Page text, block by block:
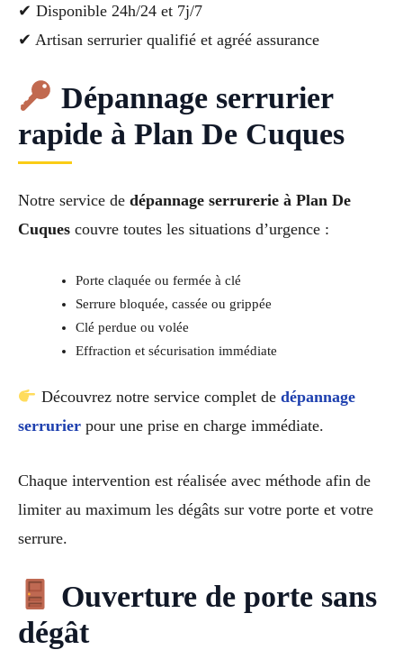
✔ Disponible 24h/24 et 7j/7
✔ Artisan serrurier qualifié et agréé assurance
Dépannage serrurier
rapide à Plan De Cuques
Notre service de dépannage serrurerie à Plan De
Cuques couvre toutes les situations d’urgence :
Porte claquée ou fermée à clé
Serrure bloquée, cassée ou grippée
Clé perdue ou volée
Effraction et sécurisation immédiate
Découvrez notre service complet de dépannage
serrurier pour une prise en charge immédiate.
Chaque intervention est réalisée avec méthode afin de
limiter au maximum les dégâts sur votre porte et votre
serrure.
Ouverture de porte sans
dégât